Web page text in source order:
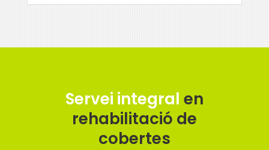
Servei integral en
rehabilitació de
cobertes